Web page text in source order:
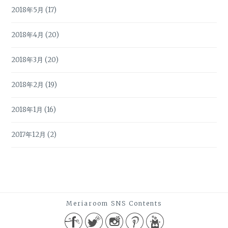
2018年5月 (17)
2018年4月 (20)
2018年3月 (20)
2018年2月 (19)
2018年1月 (16)
2017年12月 (2)
Meriaroom SNS Contents